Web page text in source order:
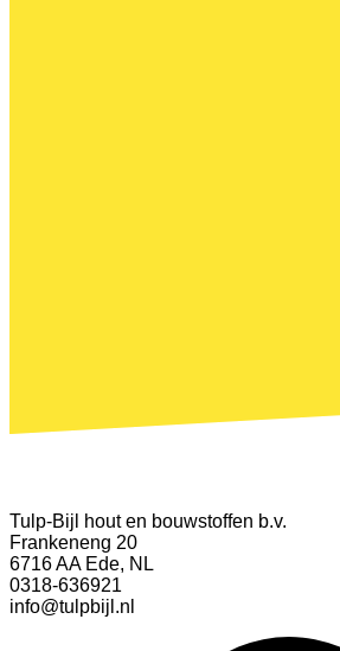
Tulp-Bijl hout en bouwstoffen b.v.
Frankeneng 20
6716 AA Ede, NL
0318-636921
info@tulpbijl.nl